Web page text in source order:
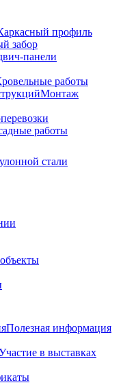
профиль
забор
панели
работы
Монтаж
работы
стали
Полезная информация
в выставках